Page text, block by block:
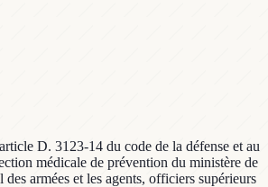
champ réglementaire dans lequel les inspecteurs ont compétence ; - réserve dans l'expression publique ; - confidentialité des plaintes, informations ou saisines reçues ; - secret et discrétion professionnels selon les règles qui prévalent dans les champs de compétence des inspecteurs ; - probité. Article 8 Outre la protection prévue par les articles L. 8114-1 et L. 8114-2 du code du travail, les agents du pôle travail occupant les fonctions décrites aux articles 2, 3 et 4 du présent arrêté bénéficient, à l'occasion de l'exercice de celles-ci et conformément aux règles fixées par le code pénal, l'article L. 4123-10 du code de la défense et l'article 11 de la loi du 13 juillet 1983 susvisés, d'une protection contre les menaces, violences, voies de fait, injures, diffamations ou outrages dont ils peuvent faire l'objet. L'Etat est tenu d'accorder sa protection à ces agents lorsqu'ils font l'objet de poursuites pénales à l'occasion de faits qui n'ont pas le caractère d'une faute personnelle, dans les conditions prévues aux articles L. 4123-10 du code de la défense et 11 de la loi du 13 juillet 1983 susvisés. Article 9 Un membre du corps militaire du contrôle général des armées dirige le pôle travail du groupe des inspections spécialisées. Dans le cadre des directives données par le chef du CGA, il arrête la programmation de l'action des inspections composant le pôle travail. Il rédige un rapport d'activité annuel. Le chef du pôle travail représente le contrôle général des armées dans les instances traitant les affaires relatives à la santé et à la sécurité au travail, à la médecine de prévention, à la prévention contre l'incendie et à la radioprotection. Il coordonne en ces matières les activités des membres du contrôle général des armées et des agents affectés aux inspections du pôle travail ainsi que celles des membres du contrôle général des armées ayant à en connaître lors du contrôle des organismes de la défense. Il correspond directement avec les autorités chargées, tant au ministère de la défense que dans les autres ministères, de l'élaboratio